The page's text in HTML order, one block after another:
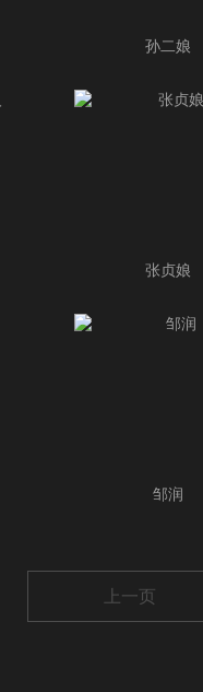
孙二娘
张贞娘
邹润
上一页